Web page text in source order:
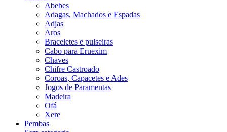
Abebes
Adagas, Machados e Espadas
Adjas
Aros
Braceletes e pulseiras
Cabo para Eruexim
Chaves
Chifre Castroado
Coroas, Capacetes e Ades
Jogos de Paramentas
Madeira
Ofá
Xere
Pembas